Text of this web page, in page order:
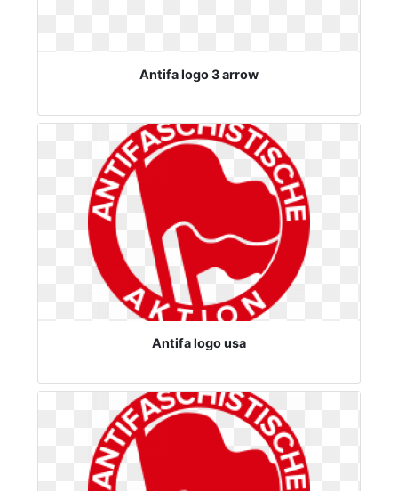
Antifa logo 3 arrow
Antifa logo usa